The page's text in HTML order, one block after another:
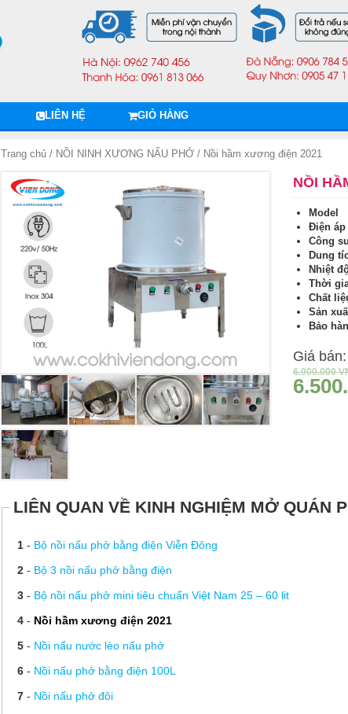
LIÊN HỆ GIỎ HÀNG
Trang chủ / NỒI NINH XƯƠNG NẤU PHỞ / Nồi hầm xương điện 2021
NỒI
Điện
Công
Thời
Chất
Sản
Bảo
Giá bán:
6.900.000
LIÊN QUAN VỀ KINH NGHIỆM MỞ QUÁN
1- Bộ nồi nấu phở bằng điện Viễn Đông
2- Bộ 3 nồi nấu phở bằng điện
3- Bộ nồi nấu phở mini tiêu chuẩn Việt Nam 25 – 60 lit
4- Nồi hầm xương điện 2021
5- Nồi nấu nước lèo nấu phở
6- Nồi nấu phở bằng điện 100L
7- Nồi nấu phở đôi